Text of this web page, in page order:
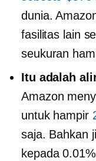
dunia.
fasilitas lain
seukuran
Itu adalah
Amazon
untuk hampir
saja. Bahkan
kepada